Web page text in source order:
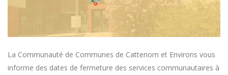
La Communauté de Communes de Cattenom et Environs vous
informe des dates de fermeture des services communautaires à